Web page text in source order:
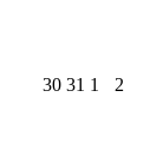
30 31 1 2